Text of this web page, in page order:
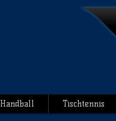
Handball Tischtennis